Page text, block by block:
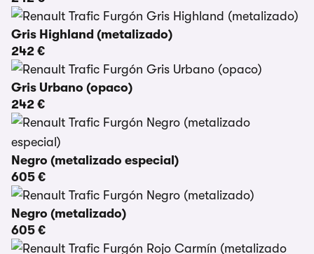
Gris Highland (metalizado)
242 €
Gris Urbano (opaco)
242 €
Negro (metalizado especial)
605 €
Negro (metalizado)
605 €